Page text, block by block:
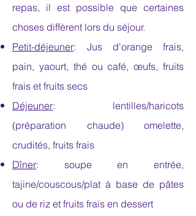
repas, il est possible que certaines
choses diffèrent lors du séjour.
Petit-déjeuner:
Jus d'orange frais,
pain, yaourt, thé ou café, œufs, fruits
frais et fruits secs
Déjeuner: lentilles/haricots
(préparation chaude) omelette,
crudités, fruits frais
Dîner: soupe en entrée,
tajine/couscous/plat à base de pâtes
ou de riz et fruits frais en dessert